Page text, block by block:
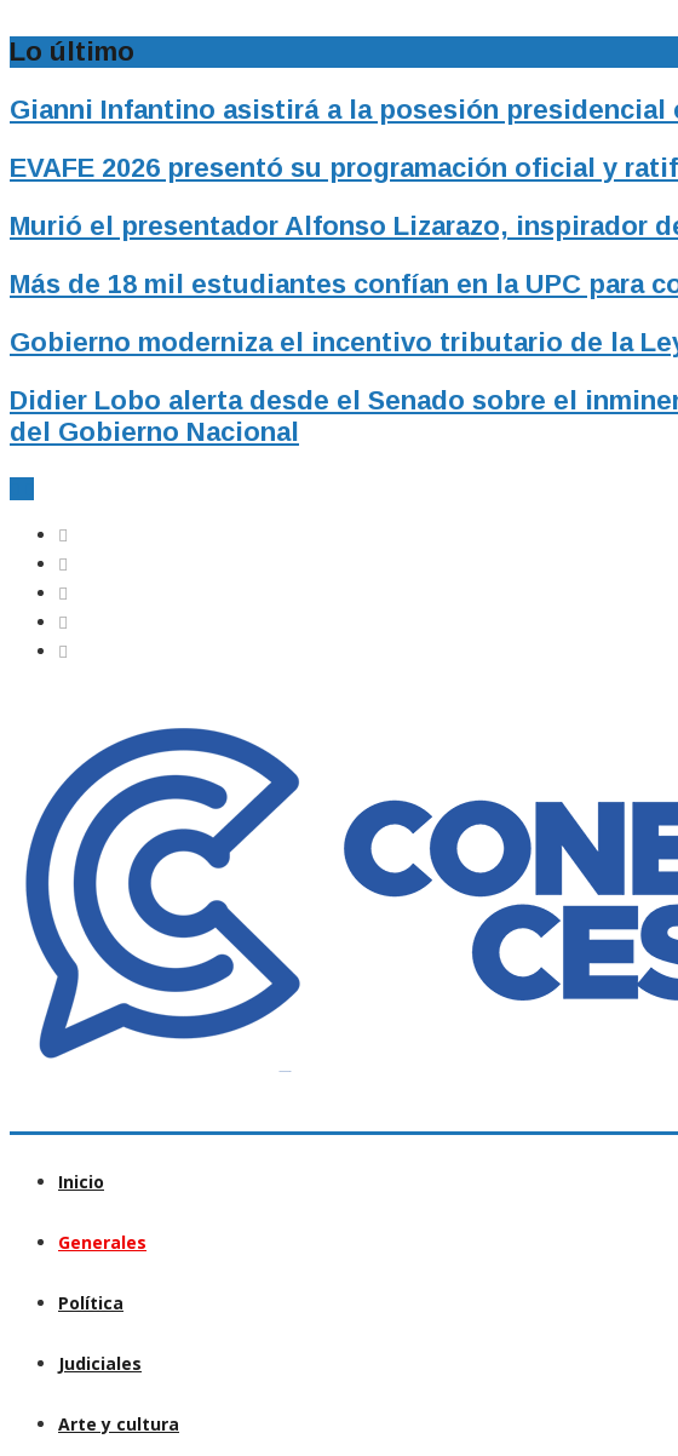
Lo último
Gianni Infantino asistirá a la posesión
EVAFE 2026 presentó su programación oficial y
Murió el presentador Alfonso Lizarazo, inspirador
Más de 18 mil estudiantes confían en la UPC para
Gobierno moderniza el incentivo tributario de la
Didier Lobo alerta desde el Senado sobre el
del Gobierno Nacional
Inicio
Generales
Política
Judiciales
Arte y cultura